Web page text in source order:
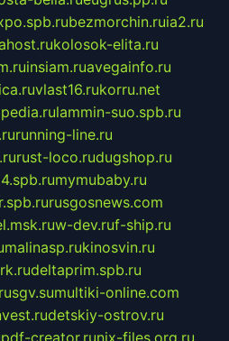
bezmorchin.ruia2.ru
kolosok-elita.ru
insiam.ruavegainfo.ru
vlast16.rukorru.net
lammin-suo.spb.ru
running-line.ru
rust-loco.rudugshop.ru
mymubaby.ru
rusgosnews.com
w-dev.ruf-ship.ru
malinasp.rukinosvin.ru
deltaprim.spb.ru
sgv.sumultiki-online.com
detskiy-ostrov.ru